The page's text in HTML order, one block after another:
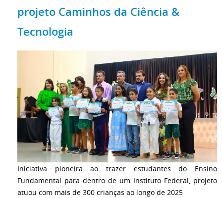
projeto Caminhos da Ciência &
Tecnologia
Iniciativa pioneira ao trazer estudantes do Ensino
Fundamental para dentro de um Instituto Federal, projeto
atuou com mais de 300 crianças ao longo de 2025